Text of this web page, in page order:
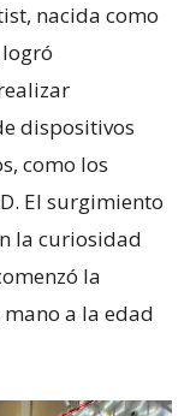
nacida como
dispositivos
como los
El surgimiento
la curiosidad
la
a la edad